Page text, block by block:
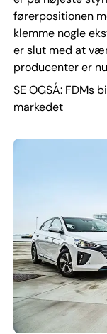
førerpositionen
klemme nogle
er slut med at
producenter er
SE OGSÅ: FDMs
markedet